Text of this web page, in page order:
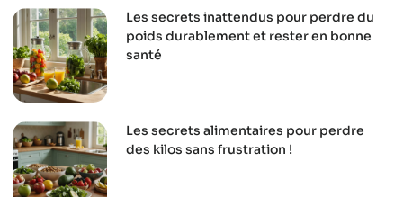
Les secrets inattendus pour perdre du
poids durablement et rester en bonne
santé
Les secrets alimentaires pour perdre
des kilos sans frustration !